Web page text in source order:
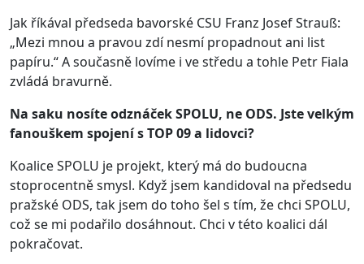
Jak říkával předseda bavorské CSU Franz Josef Strauß:
„Mezi mnou a pravou zdí nesmí propadnout ani list
papíru.“ A současně lovíme i ve středu a tohle Petr Fiala
zvládá bravurně.
Na saku nosíte odznáček SPOLU, ne ODS. Jste velkým
fanouškem spojení s TOP 09 a lidovci?
Koalice SPOLU je projekt, který má do budoucna
stoprocentně smysl. Když jsem kandidoval na předsedu
pražské ODS, tak jsem do toho šel s tím, že chci SPOLU,
což se mi podařilo dosáhnout. Chci v této koalici dál
pokračovat.